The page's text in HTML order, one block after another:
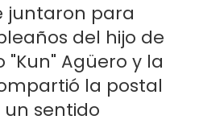
juntaron para
del hijo de
"Kun" Agüero y la
la postal
sentido